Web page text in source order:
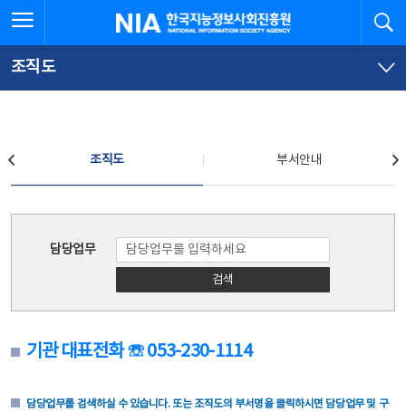
문
로
가
체
뉴
바
가
한국지능정보사회진흥원
조직도
조직도 부서안내
담당업무
검색
기관 대표전화 ☏ 053-230-1114
담당업무를 검색하실 수 있습니다. 또는 조직도의 부서명을 클릭하시면 담당업무 및 구